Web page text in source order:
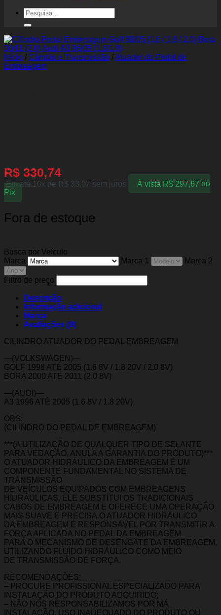
Pesquisar
por:
Início / Câmbio e Transmissão /Atuador do Pedal de
Embreagem
R$ 330,74
Em até 10x de R$ 33,07 sem juros À vista R$297,67 no
Pix
Fora de estoque
Busca por Veículo
Marca
Marca 1 Marca 2
Filtro de preço
Descrição
Informação adicional
Marca
Avaliações (0)
CILINDRO ATUADOR DO PEDAL EMBREAGEM
—(VOLKSWAGEN)—
GOLF 1998 ATÉ 2005 (1.6 8V / 1.8 20V / 2.0 8V)
BORA 2000 ATÉ 2011 (2.0 8V)
—(AUDI)—
A3 1996 ATÉ 2005 (1.6 8V / 1.8 20V)
OBS:
(CILINDRO DO PEDAL DE EMBREAGEM)
***(A UTILIZAÇÃO DE QUALQUER TIPO DE SELANTE
PARA VEDAÇÃO, ANULA A GARANTIA DO PRODUTO)***
O ATUADOR HIDRÁULICO DA EMBREAGEM É UM
COMPONENTE FUNDAMENTAL NO SISTEMA DE
TRANSMISSÃO
DE VEÍCULOS EQUIPADOS COM EMBREAGENS
HIDRÁULICAS. ELE SUBSTITUI OS TRADICIONAIS
CABOS DE EMBREAGEM E OFERECE UMA OPERAÇÃO
MAIS SUAVE E PRECISA.O ATUADOR HIDRÁULICO
DA EMBREAGEM É RESPONSÁVEL POR TRANSMITIR A
FORÇA APLICADA NO PEDAL DA EMBREAGEM
PARA O MECANISMO DE DESENGATE DA EMBREAGEM,
UTILIZANDO FLUIDO HIDRÁULICO COMO MEIO
DE TRANSMISSÃO DE FORÇA.
RECOMENDAÇÕES:
– PROCURE PROFISSIONAL ESPECIALIZADO PARA
INSTALAÇÃO DO PRODUTO ADQUIRIDO;
– NÃO NOS RESPONSABILIZAMOS POR MÁ
INSTALAÇÃO, USO INADEQUADO DO PRODUTO OU